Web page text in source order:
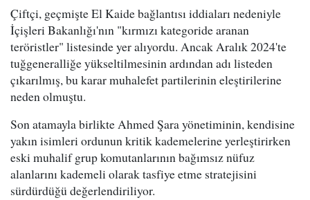
Çiftçi, geçmişte El Kaide bağlantısı iddiaları nedeniyle
İçişleri Bakanlığı'nın "kırmızı kategoride aranan
teröristler" listesinde yer alıyordu. Ancak Aralık 2024'te
tuğgeneralliğe yükseltilmesinin ardından adı listeden
çıkarılmış, bu karar muhalefet partilerinin eleştirilerine
neden olmuştu.
Son atamayla birlikte Ahmed Şara yönetiminin, kendisine
yakın isimleri ordunun kritik kademelerine yerleştirirken
eski muhalif grup komutanlarının bağımsız nüfuz
alanlarını kademeli olarak tasfiye etme stratejisini
sürdürdüğü değerlendiriliyor.